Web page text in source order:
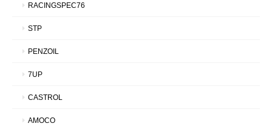
RACINGSPEC76
STP
PENZOIL
7UP
CASTROL
AMOCO